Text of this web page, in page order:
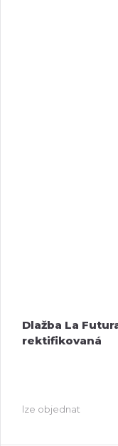
Dlažba La
rektifikovaná
lze objednat